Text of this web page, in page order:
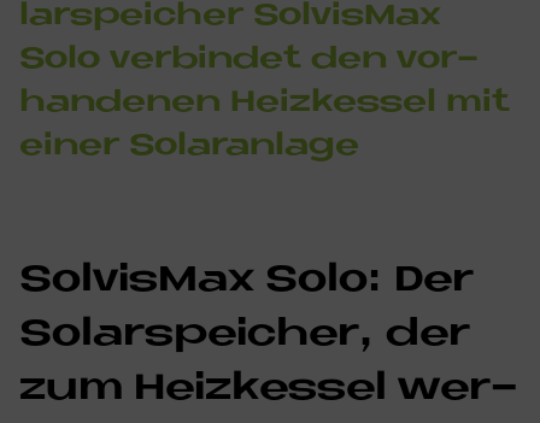
lar­spei­cher Sol­vis­Max
Solo ver­bin­det den vor­
han­de­nen Heiz­kes­sel mit
ei­ner So­lar­an­la­ge
Sol­vis­Max Solo: Der
So­lar­spei­cher, der
zum Heiz­kes­sel wer­